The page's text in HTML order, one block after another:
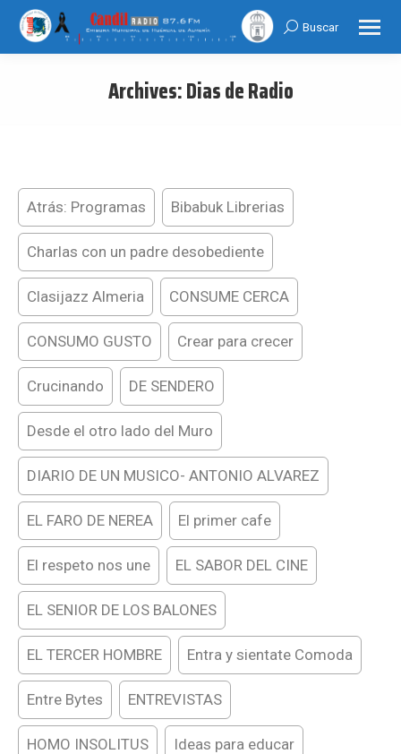
Search:
Buscar
Archives:Dias de Radio
Atrás: Programas Bibabuk Librerias
Charlas con un padre desobediente
Clasijazz Almeria CONSUME CERCA
CONSUMO GUSTO Crear para crecer
Crucinando DE SENDERO
Desde el otro lado del Muro
DIARIO DE UN MUSICO- ANTONIO ALVAREZ
EL FARO DE NEREA El primer cafe
El respeto nos une EL SABOR DEL CINE
EL SENIOR DE LOS BALONES
EL TERCER HOMBRE Entra y sientate Comoda
Entre Bytes ENTREVISTAS
HOMO INSOLITUS Ideas para educar